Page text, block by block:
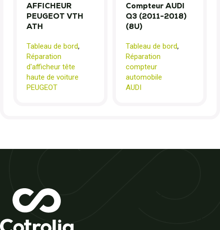
AFFICHEUR
PEUGEOT VTH
ATH
Tableau de bord,
Réparation
d'afficheur tête
haute de voiture
PEUGEOT
Compteur AUDI
Q3 (2011-2018)
(8U)
Tableau de bord,
Réparation
compteur
automobile
AUDI